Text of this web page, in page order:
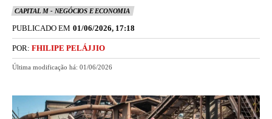
CAPITAL M - NEGÓCIOS E ECONOMIA
PUBLICADO EM 01/06/2026, 17:18
POR: FHILIPE PELÁJJIO
Última modificação há: 01/06/2026